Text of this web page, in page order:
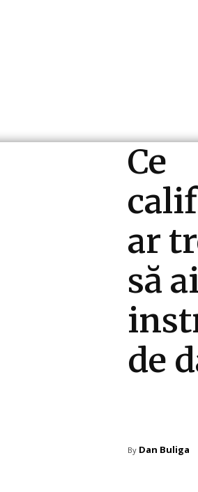
Ce
ar
să
de
By Dan Buliga